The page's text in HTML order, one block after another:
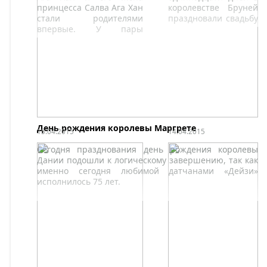
принцесса Салва Ага Хан
стали родителями
впервые. У пары
родился сын, которого
королевстве Бруней
праздновали свадьбу
младшего сына
День рождения королевы Маргрете
Сегодня празднования день рождения королевы
Дании подошли к логическому завершению, так как
именно сегодня любимой датчанами «Дейзи»
исполнилось 75 лет.
15.04.2015 14.04.2015